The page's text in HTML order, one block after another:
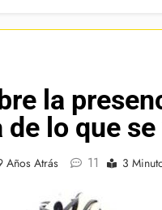
la
lo que
Años Atrás 11 3